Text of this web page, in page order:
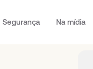
Segurança Na mídia